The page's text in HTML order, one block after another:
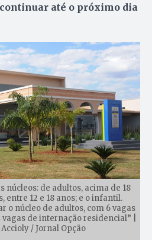
até o próximo dia
núcleos: de adultos, acima de 18
entre 12 e 18 anos; e o infantil.
o núcleo de adultos, com 6 vagas
de internação residencial” |
/ Jornal Opção